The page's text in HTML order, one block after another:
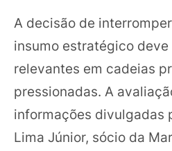
A decisão de
insumo estratégico
relevantes em cadeias
pressionadas. A
informações divulgadas
Lima Júnior, sócio da